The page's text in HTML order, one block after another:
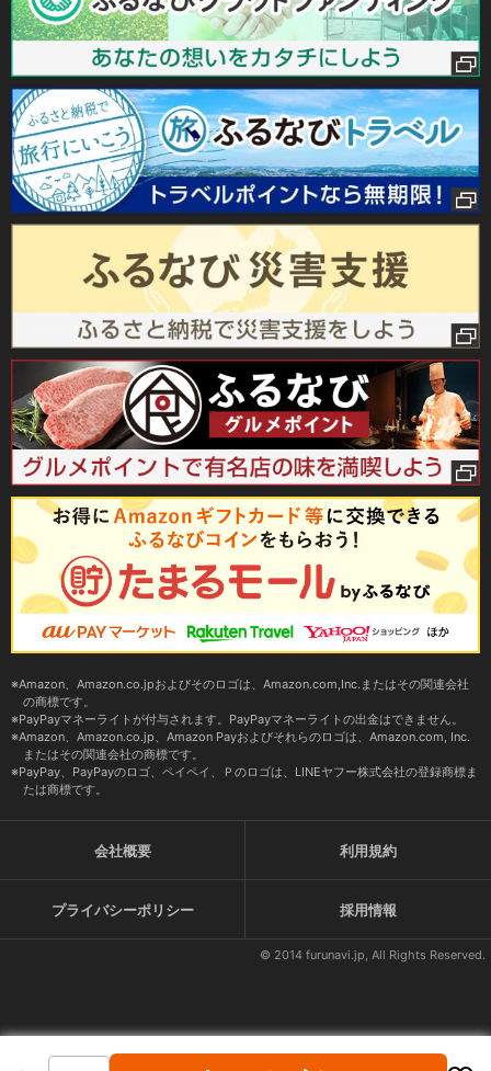
Amazon、Amazon.co.jpおよびそのロゴは、Amazon.com,Inc.またはその関連会社
の商標です。
PayPayマネーライトが付与されます。PayPayマネーライトの出金はできません。
Amazon、Amazon.co.jp、Amazon Payおよびそれらのロゴは、Amazon.com, Inc.
またはその関連会社の商標です。
PayPay、PayPayのロゴ、ペイペイ、Ｐのロゴは、LINEヤフー株式会社の登録商標ま
たは商標です。
会社概要 利用規約
プライバシーポリシー 採用情報
© 2014 furunavi.jp, All Rights Reserved.